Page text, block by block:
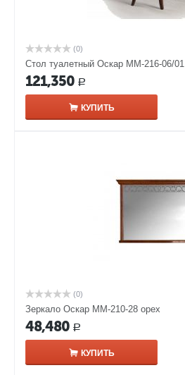
(0)
Стол туалетный Оскар ММ-216-06/01
121,350 Р
КУПИТЬ
(0)
Зеркало Оскар ММ-210-28 орех
48,480 Р
КУПИТЬ